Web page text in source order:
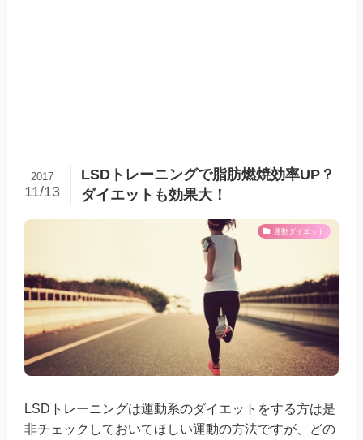
LSDトレーニングで脂肪燃焼効率UP？
ダイエットも効果大！
2017
11/13
運動ダイエット
LSDトレーニングは運動系のダイエットをする方は是
非チェックしておいてほしい運動の方法ですが、どの